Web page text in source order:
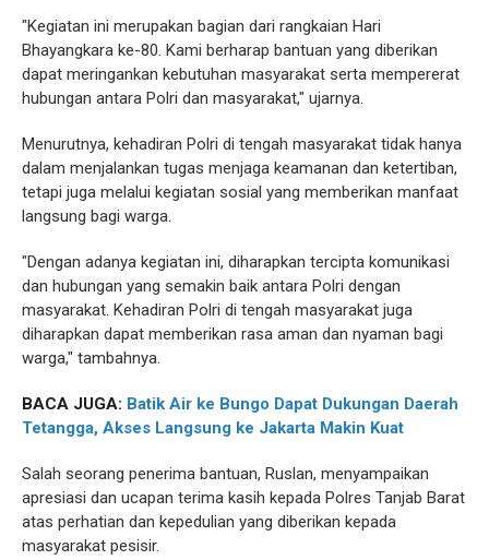
"Kegiatan ini merupakan bagian dari rangkaian Hari
Bhayangkara ke-80. Kami berharap bantuan yang diberikan
dapat meringankan kebutuhan masyarakat serta mempererat
hubungan antara Polri dan masyarakat," ujarnya.
Menurutnya, kehadiran Polri di tengah masyarakat tidak hanya
dalam menjalankan tugas menjaga keamanan dan ketertiban,
tetapi juga melalui kegiatan sosial yang memberikan manfaat
langsung bagi warga.
"Dengan adanya kegiatan ini, diharapkan tercipta komunikasi
dan hubungan yang semakin baik antara Polri dengan
masyarakat. Kehadiran Polri di tengah masyarakat juga
diharapkan dapat memberikan rasa aman dan nyaman bagi
warga," tambahnya.
BACA JUGA: Batik Air ke Bungo Dapat Dukungan Daerah
Tetangga, Akses Langsung ke Jakarta Makin Kuat
Salah seorang penerima bantuan, Ruslan, menyampaikan
apresiasi dan ucapan terima kasih kepada Polres Tanjab Barat
atas perhatian dan kepedulian yang diberikan kepada
masyarakat pesisir.